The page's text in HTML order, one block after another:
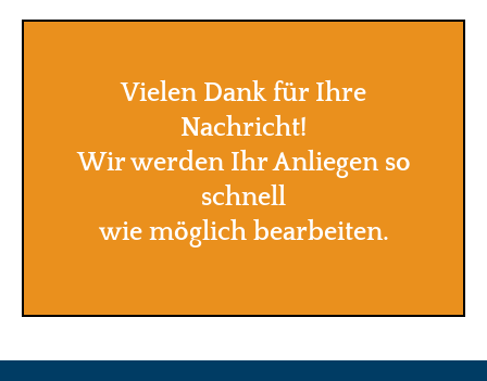
Vielen Dank für Ihre
Nachricht!
Wir werden Ihr Anliegen so
schnell
wie möglich bearbeiten.